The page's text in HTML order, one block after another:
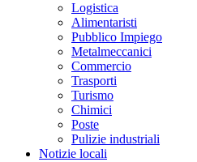
Logistica
Alimentaristi
Pubblico Impiego
Metalmeccanici
Commercio
Trasporti
Turismo
Chimici
Poste
Pulizie industriali
Notizie locali